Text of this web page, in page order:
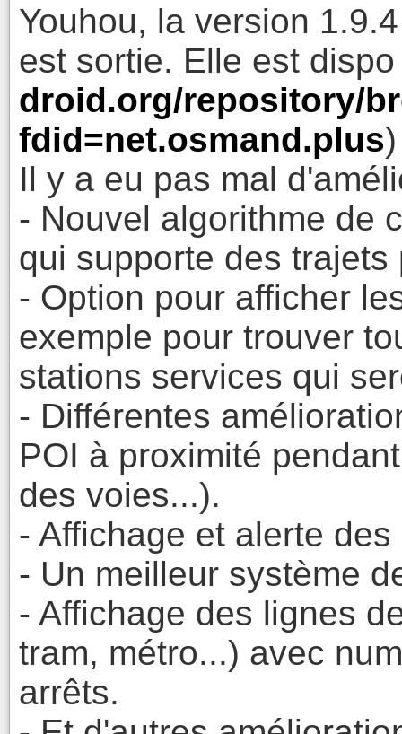
Youhou, la version
est sortie. Elle est
droid.org/repository/
fdid=net.osmand.plus
Il y a eu pas mal
- Nouvel algorithme de
qui supporte des
- Option pour afficher
exemple pour trouver
stations services qui
- Différentes
POI à proximité
des voies...).
- Affichage et alerte
- Un meilleur système
- Affichage des lignes
tram, métro...) avec
arrêts.